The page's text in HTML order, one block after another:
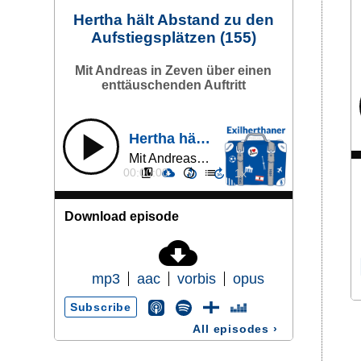
Hertha hält Abstand zu den
Aufstiegsplätzen (155)
Mit Andreas in Zeven über einen
enttäuschenden Auftritt
Hertha hält Abstand zu den Aufstiegsplätzen (155)
Mit Andreas in Zeven über einen enttäuschenden Auftritt
00:00:00
Download episode
mp3 aac vorbis opus
Subscribe
All episodes ›